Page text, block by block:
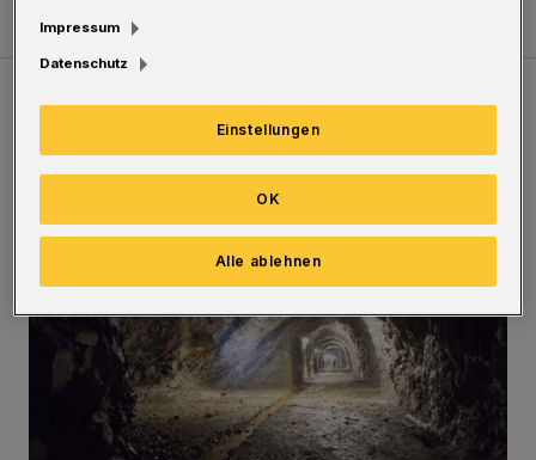
Neueste Artikel
Tief hinein in die Wuppertaler Unterwelt
Impressum
Datenschutz
Einstellungen
Alle ablehnen
OK